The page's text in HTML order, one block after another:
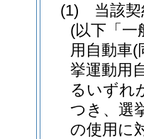
(1)
当該
(以下「一
用自動車(
挙運動用
るいずれ
つき、選
の使用に